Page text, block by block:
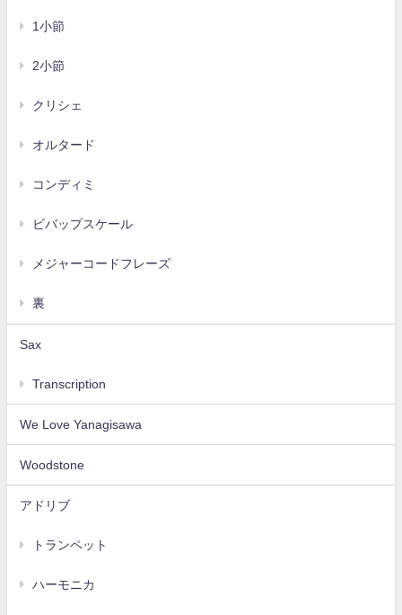
1小節
2小節
クリシェ
オルタード
コンディミ
ビバップスケール
メジャーコードフレーズ
裏
Sax
Transcription
We Love Yanagisawa
Woodstone
アドリブ
トランペット
ハーモニカ